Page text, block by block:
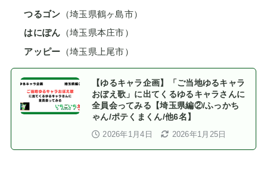
つるゴン （埼玉県鶴ヶ島市）
はにぽん （埼玉県本庄市）
アッピー （埼玉県上尾市）
【ゆるキャラ企画】「ご当地ゆるキャラ
おぼえ歌」に出てくるゆるキャラさんに
全員会ってみる【埼玉県編②/ふっかち
ゃん/ポテくまくん/他6名】
2026年1月4日 2026年1月25日